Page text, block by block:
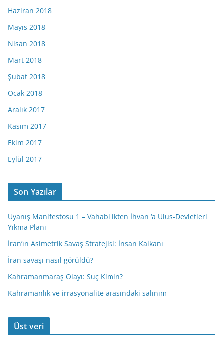
Haziran 2018
Mayıs 2018
Nisan 2018
Mart 2018
Şubat 2018
Ocak 2018
Aralık 2017
Kasım 2017
Ekim 2017
Eylül 2017
Son Yazılar
Uyanış Manifestosu 1 – Vahabilikten İhvan ‘a Ulus-Devletleri
Yıkma Planı
İran’ın Asimetrik Savaş Stratejisi: İnsan Kalkanı
İran savaşı nasıl görüldü?
Kahramanmaraş Olayı: Suç Kimin?
Kahramanlık ve irrasyonalite arasındaki salınım
Üst veri